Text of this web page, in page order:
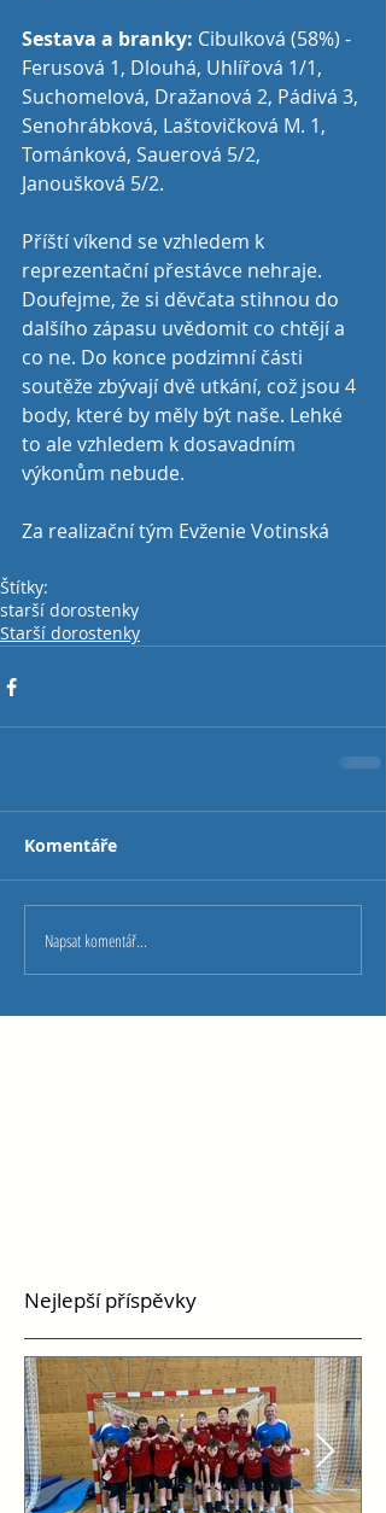
Sestava a branky: Cibulková (58%) -
Ferusová 1, Dlouhá, Uhlířová 1/1,
Suchomelová, Dražanová 2, Pádivá 3,
Senohrábková, Laštovičková M. 1,
Tománková, Sauerová 5/2,
Janoušková 5/2.
Příští víkend se vzhledem k
reprezentační přestávce nehraje.
Doufejme, že si děvčata stihnou do
dalšího zápasu uvědomit co chtějí a
co ne. Do konce podzimní části
soutěže zbývají dvě utkání, což jsou 4
body, které by měly být naše. Lehké
to ale vzhledem k dosavadním
výkonům nebude.
Za realizační tým Evženie Votinská
Štítky:
starší dorostenky
Starší dorostenky
Komentáře
Napsat komentář...
Nejlepší příspěvky